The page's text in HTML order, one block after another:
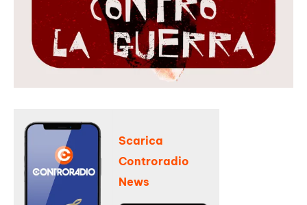
Scarica
Controradio
News